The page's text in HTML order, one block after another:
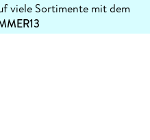
viele Sortimente mit dem